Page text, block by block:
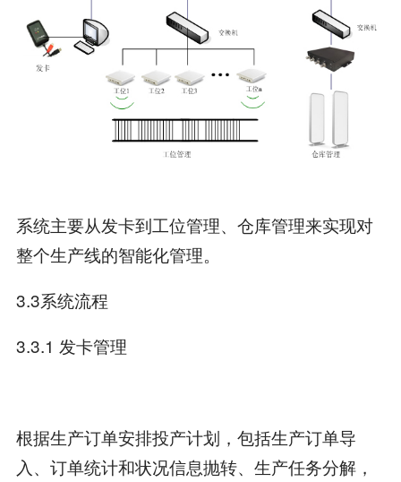
系统主要从发卡到工位管理、仓库管理来实现对
整个生产线的智能化管理。
3.3系统流程
3.3.1 发卡管理
根据生产订单安排投产计划，包括生产订单导
入、订单统计和状况信息抛转、生产任务分解，